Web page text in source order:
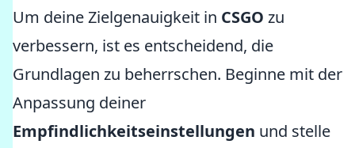
Um deine Zielgenauigkeit in CSGO zu
verbessern, ist es entscheidend, die
Grundlagen zu beherrschen. Beginne mit der
Anpassung deiner
Empfindlichkeitseinstellungen und stelle